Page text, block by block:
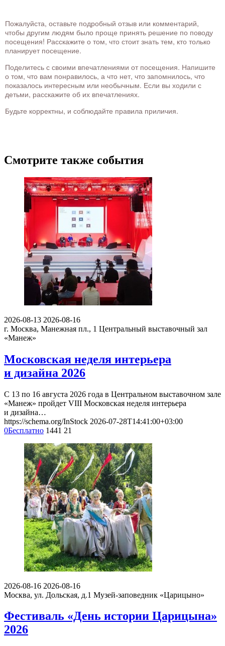
Пожалуйста, оставьте подробный отзыв или комментарий,
чтобы другим людям было проще принять решение по поводу
посещения! Расскажите о том, что стоит знать тем, кто только
планирует посещение.
Поделитесь с своими впечатлениями от посещения. Напишите
о том, что вам понравилось, а что нет, что запомнилось, что
показалось интересным или необычным. Если вы ходили с
детьми, расскажите об их впечатлениях.
Будьте корректны, и соблюдайте правила приличия.
Смотрите также события
2026-08-13 2026-08-16
г. Москва, Манежная пл., 1 Центральный выставочный зал
«Манеж»
Московская неделя интерьера
и дизайна 2026
С 13 по 16 августа 2026 года в Центральном выставочном зале
«Манеж» пройдет VIII Московская неделя интерьера
и дизайна…
https://schema.org/InStock 2026-07-28T14:41:00+03:00
0Бесплатно 1441 21
2026-08-16 2026-08-16
Москва, ул. Дольская, д.1 Музей-заповедник «Царицыно»
Фестиваль «День истории Царицына»
2026